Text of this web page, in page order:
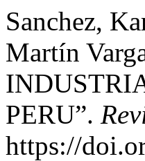
Sanchez,
Martín
PERU”.
https://